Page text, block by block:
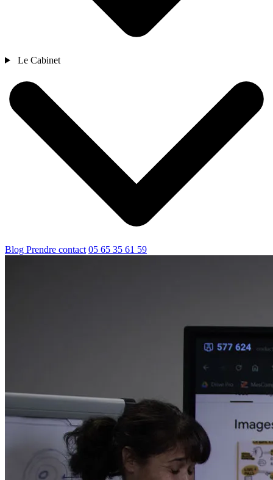
Le Cabinet
Blog Prendre contact 05 65 35 61 59